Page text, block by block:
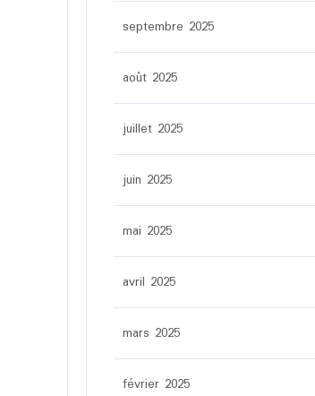
septembre 2025
août 2025
juillet 2025
juin 2025
mai 2025
avril 2025
mars 2025
février 2025